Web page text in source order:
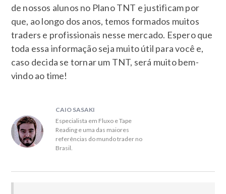
de nossos alunos no Plano TNT e justificam por
que, ao longo dos anos, temos formados muitos
traders e profissionais nesse mercado. Espero que
toda essa informação seja muito útil para você e,
caso decida se tornar um TNT, será muito bem-
vindo ao time!
CAIO SASAKI
Especialista em Fluxo e Tape
Reading e uma das maiores
referências do mundo trader no
Brasil.